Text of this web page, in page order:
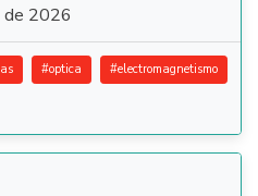
de 2026
#optica #electromagnetismo